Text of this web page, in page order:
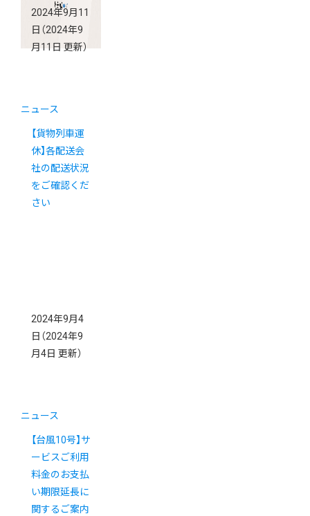
2024年9月11
日 （2024年9
月11日 更新）
ニュース
【貨物列車運
休】各配送会
社の配送状況
をご確認くだ
さい
2024年9月4
日 （2024年9
月4日 更新）
ニュース
【台風10号】サ
ービスご利用
料金のお支払
い期限延長に
関するご案内